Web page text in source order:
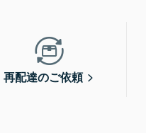
再配達のご依頼